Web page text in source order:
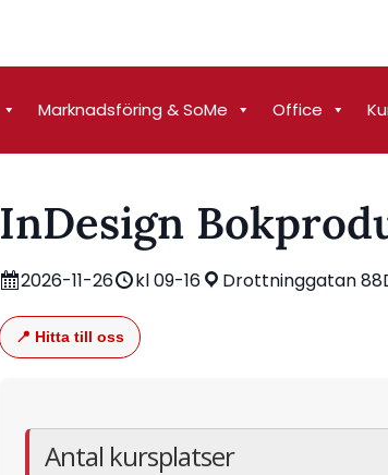
Marknadsföring & SoMe Office
InDesign
2026-11-26 kl 09-16 Drottninggatan
📍 Hitta till oss
Antal kursplatser